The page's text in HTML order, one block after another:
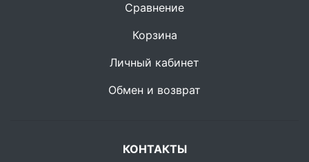
Сравнение
Корзина
Личный кабинет
Обмен и возврат
КОНТАКТЫ